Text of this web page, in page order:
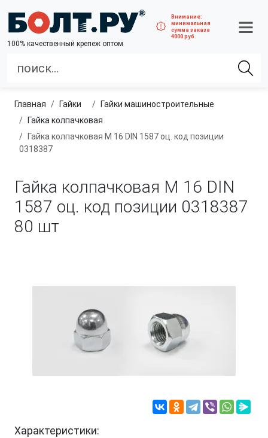
100% качественный крепеж оптом
Внимание:
минимальная
сумма заказа
4000 руб.
Главная гайки
гайки машиностроительные
Гайка колпачковая
Гайка колпачковая М 16 DIN 1587 оц. код позиции
0318387
Гайка колпачковая М 16 DIN
1587 оц. код позиции 0318387
80 шт
Характеристики: